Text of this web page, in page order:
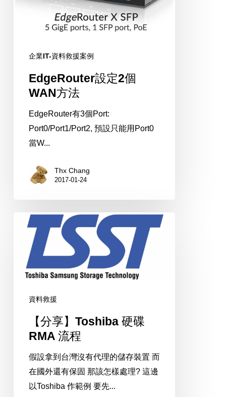
企業IT-資料救援案例
EdgeRouter設定2個
WAN方法
EdgeRouter有3個Port:
Port0/Port1/Port2, 預設只能用Port0
當W...
Thx Chang
2017-01-24
【分
Toshiba
資料救援
【分享】Toshiba 硬碟
RMA 流程
假設拿到台灣沒有代理的儲存裝置 而
在國外還有保固 那該怎樣處理? 這邊
以Toshiba 作範例 要先...